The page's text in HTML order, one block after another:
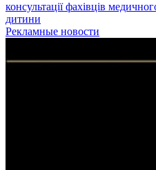
консультації фахівців
дитини
Рекламные новости